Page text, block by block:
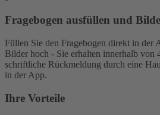
Fragebogen ausfüllen und
Füllen Sie den Fragebogen direkt in der
Bilder hoch - Sie erhalten innerhalb von
schriftliche Rückmeldung durch eine
in der App.
Ihre Vorteile